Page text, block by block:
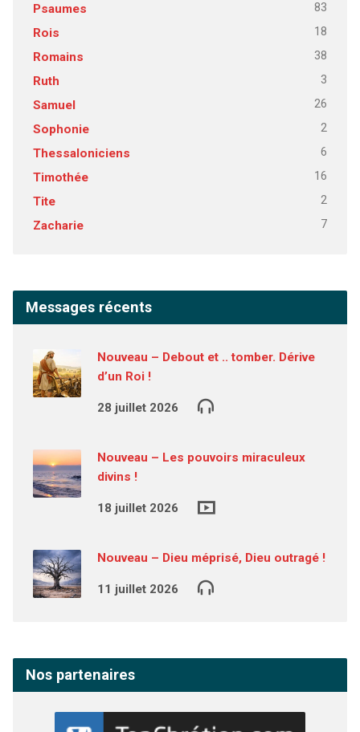
Psaumes 83
Rois 18
Romains 38
Ruth 3
Samuel 26
Sophonie 2
Thessaloniciens 6
Timothée 16
Tite 2
Zacharie 7
Messages récents
Nouveau – Debout et .. tomber. Dérive
d’un Roi !
28 juillet 2026
Nouveau – Les pouvoirs miraculeux
divins !
18 juillet 2026
Nouveau – Dieu méprisé, Dieu outragé !
11 juillet 2026
Nos partenaires